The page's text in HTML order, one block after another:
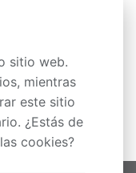
sitio web.
mientras
este sitio
¿Estás de
cookies?